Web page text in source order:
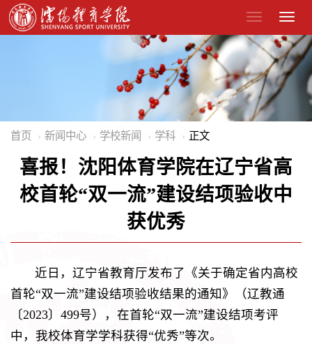
首页 新闻中心 学校新闻 学科 正文
喜报！沈阳体育学院在辽宁省高
校首轮“双一流”建设结项验收中
获优秀
近日，辽宁省教育厅发布了《关于确定省内高校
首轮“双一流”建设结项验收结果的通知》（辽教通
〔2023〕499号），在首轮“双一流”建设结项考评
中，我校体育学学科获得“优秀”等次。